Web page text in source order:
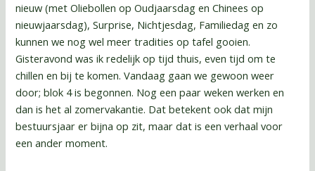
nieuw (met Oliebollen op Oudjaarsdag en Chinees op
nieuwjaarsdag), Surprise, Nichtjesdag, Familiedag en zo
kunnen we nog wel meer tradities op tafel gooien.
Gisteravond was ik redelijk op tijd thuis, even tijd om te
chillen en bij te komen. Vandaag gaan we gewoon weer
door; blok 4 is begonnen. Nog een paar weken werken en
dan is het al zomervakantie. Dat betekent ook dat mijn
bestuursjaar er bijna op zit, maar dat is een verhaal voor
een ander moment.